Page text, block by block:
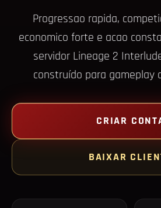
Progressao rapida,
economico forte e acao
servidor Lineage 2
construído para gameplay
CRIAR
BAIXAR